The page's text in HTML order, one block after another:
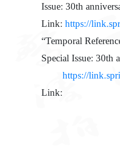
Issue: 30th
Link:https://
“Temporal
Special Issue: 30th
Link:
https://